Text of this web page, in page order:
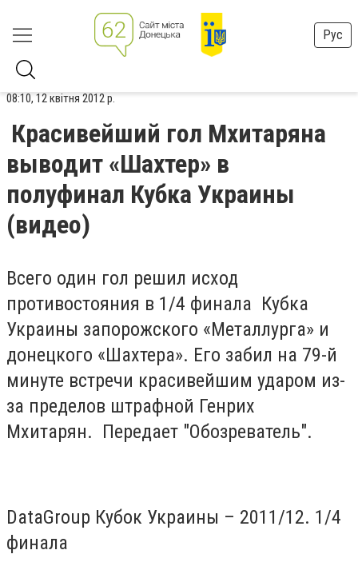
Рус
08:10, 12 квітня 2012 р.
Красивейший гол Мхитаряна
выводит «Шахтер» в
полуфинал Кубка Украины
(видео)
Всего один гол решил исход
противостояния в 1/4 финала Кубка
Украины запорожского «Металлурга» и
донецкого «Шахтера». Его забил на 79-й
минуте встречи красивейшим ударом из-
за пределов штрафной Генрих
Мхитарян. Передает "Обозреватель".
DataGroup Кубок Украины – 2011/12. 1/4
финала